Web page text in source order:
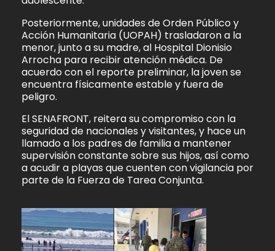
Posteriormente, unidades de Orden Público y
Acción Humanitaria (UOPAH) trasladaron a la
menor, junto a su madre, al Hospital Dionisio
Arrocha para recibir atención médica. De
acuerdo con el reporte preliminar, la joven se
encuentra físicamente estable y fuera de
peligro.
El SENAFRONT, reitera su compromiso con la
seguridad de nacionales y visitantes, y hace un
llamado a los padres de familia a mantener
supervisión constante sobre sus hijos, así como
a acudir a playas que cuenten con vigilancia por
parte de la Fuerza de Tarea Conjunta.